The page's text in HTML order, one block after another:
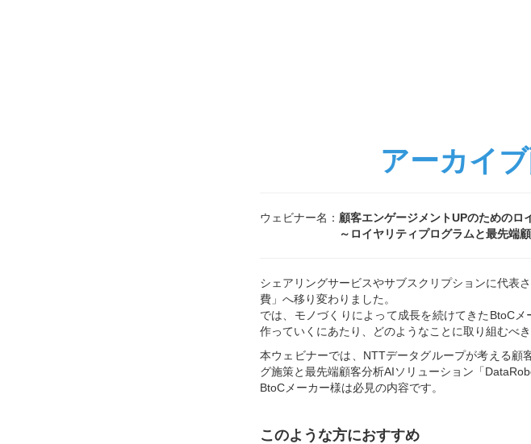
アーカイ
ウェビナー名： 顧客エンゲージメントUPのためのロ
～ロイヤリティプログラムと最先端顧客分
シェアリングサービスやサブスクリプションに代表
費」へ移り変わりました。
では、モノづくりによって成長を続けてきたBtoC
作っていくにあたり、どのようなことに取り組むべ
本ウェビナーでは、NTTデータグループが考える顧
グ施策と最先端顧客分析AIソリューション「
BtoCメーカー様は必見の内容です。
このような方におすすめ